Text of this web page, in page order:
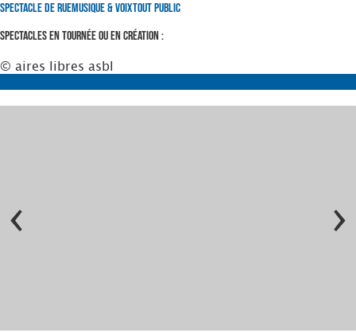
Spectacle de RueMusique & VoixTout Public
Spectacles en tournée ou en création :
© aires libres asbl
‹ ›